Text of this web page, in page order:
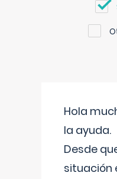
Hola
la ayuda.
Desde
situación